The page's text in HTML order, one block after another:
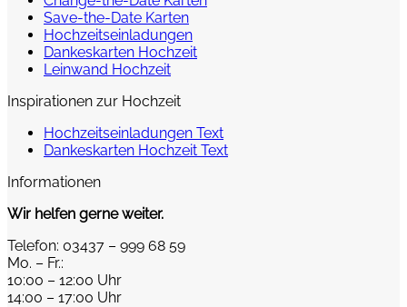
Save-the-Date Karten
Hochzeitseinladungen
Dankeskarten Hochzeit
Leinwand Hochzeit
Inspirationen zur Hochzeit
Hochzeitseinladungen Text
Dankeskarten Hochzeit Text
Informationen
Wir helfen gerne weiter.
Telefon: 03437 – 999 68 59
Mo. – Fr.:
10:00 – 12:00 Uhr
14:00 – 17:00 Uhr